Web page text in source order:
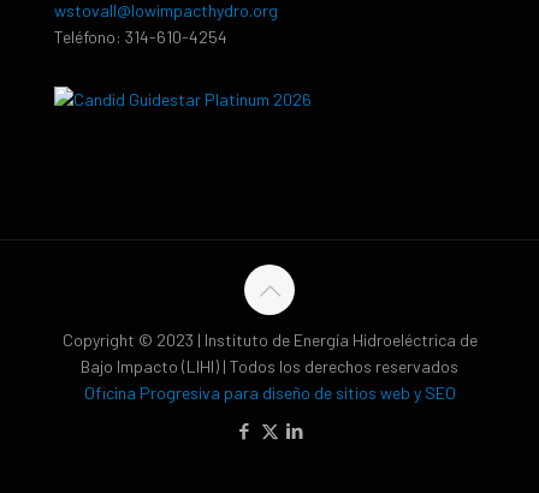
wstovall@lowimpacthydro.org
Teléfono: 314-610-4254
Copyright © 2023 | Instituto de Energía Hidroeléctrica de
Bajo Impacto (LIHI) | Todos los derechos reservados
Oficina Progresiva para diseño de sitios web y SEO